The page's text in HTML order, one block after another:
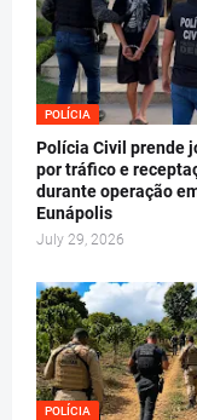
POLÍCIA
Polícia Civil prende
por tráfico e
durante operação
Eunápolis
July 29, 2026
POLÍCIA